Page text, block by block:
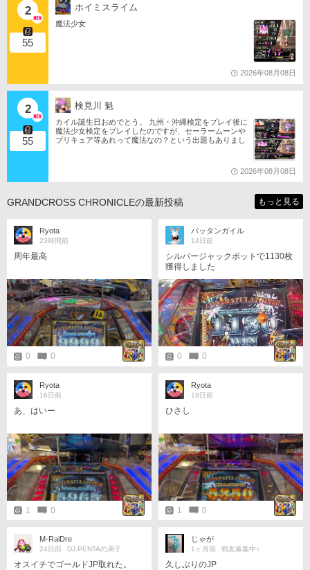
2
55
ホイミスライム
魔法少女
2026年08月08日
2
55
検見川 魁
カイル誕生日おめでとう。 九州・沖縄検定をプレイ後に
魔法少女検定をプレイしたのですが、セーラームーンや
プリキュア等あれって魔法なの？という出題もありまし
2026年08月08日
GRANDCROSS CHRONICLEの最新投稿 もっと見る
Ryota
23時間前
周年最高
0 0
バッタンガイル
14日前
シルバージャックポットで1130枚
獲得しました
0 0
Ryota
16日前
あ、はいー
1 0
Ryota
18日前
ひさし
1 0
M-RaiDre
24日前 DJ.PENTAの弟子
オスイチでゴールドJP取れた。
じゃが
1ヶ月前 戦友募集中♪
久しぶりのJP